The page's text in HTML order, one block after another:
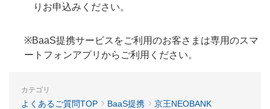
りお申込みください。
※BaaS提携サービスをご利用のお客さまは専用のスマ
ートフォンアプリからご利用ください。
カテゴリ
よくあるご質問TOP BaaS提携 京王NEOBANK